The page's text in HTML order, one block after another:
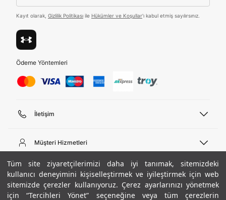
Tüm site ziyaretçilerimizi daha iyi tanımak, sitemizdeki
kullanıcı deneyimini kişiselleştirmek ve iyileştirmek için web
sitemizde çerezler kullanıyoruz. Çerez ayarlarınızı yönetmek
için “Tercihleri Yönet” seçeneğine veya tüm çerezlerin
Kayıt olarak, Gizlilik Politikası ile Hükümler ve Koşullar'ı kabul etmiş sayılırsınız.
Ödeme Yöntemleri
İletişim
444 02 00
Pazartesi - Cuma 09:00 - 18:00
E-posta
bilgi@underarmour.com
Müşteri Hizmetleri
Sipariş Sorgulama
Bize Ulaşın
Teslimat Bilgileri
İşlem Rehberi
Hakkımızda
Ticari Bilgiler